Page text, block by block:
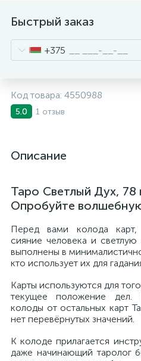
Быстрый заказ
+375
Код товара: 4550988
5.0 1 отзыв
Описание
Таро Светлый Дух, 78
Опробуйте
Перед вами колода карт,
сияние человека и
выполнены в
кто использует их для
Карты используются для
текущее положение дел.
колоды от остальных карт
нет перевёрнутых значений.
К колоде прилагается
даже начинающий таролог